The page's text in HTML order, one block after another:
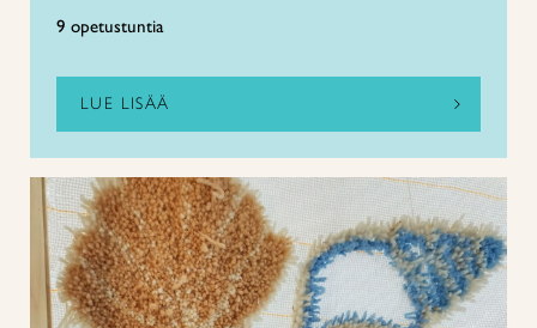
9 opetustuntia
LUE LISÄÄ